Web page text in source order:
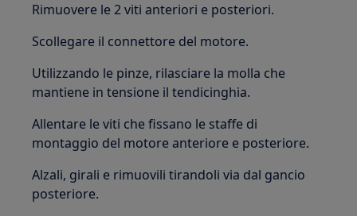
Rimuovere le 2 viti anteriori e posteriori.
Scollegare il connettore del motore.
Utilizzando le pinze, rilasciare la molla che
mantiene in tensione il tendicinghia.
Allentare le viti che fissano le staffe di
montaggio del motore anteriore e posteriore.
Alzali, girali e rimuovili tirandoli via dal gancio
posteriore.